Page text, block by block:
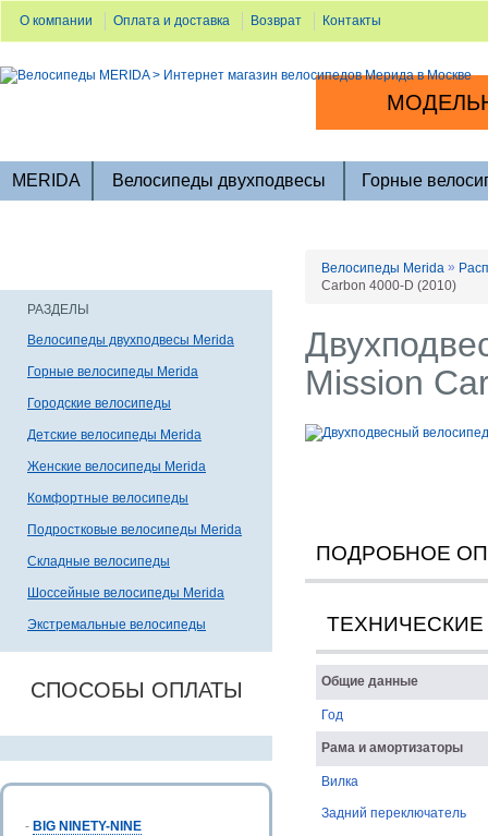
О компании Оплата и доставка Возврат Контакты
MERIDA Велосипеды двухподвесы Горные
РАЗДЕЛЫ
Велосипеды двухподвесы Merida
Горные велосипеды Merida
Городские велосипеды
Детские велосипеды Merida
Женские велосипеды Merida
Комфортные велосипеды
Подростковые велосипеды Merida
Складные велосипеды
Шоссейные велосипеды Merida
Экстремальные велосипеды
СПОСОБЫ ОПЛАТЫ
- BIG NINETY-NINE
Велосипеды Merida »
Carbon 4000-D (2010)
Mission
ПОДРОБНОЕ
ТЕХНИЧЕСКИЕ
Общие данные
Год
Рама и амортизаторы
Вилка
Задний переключатель